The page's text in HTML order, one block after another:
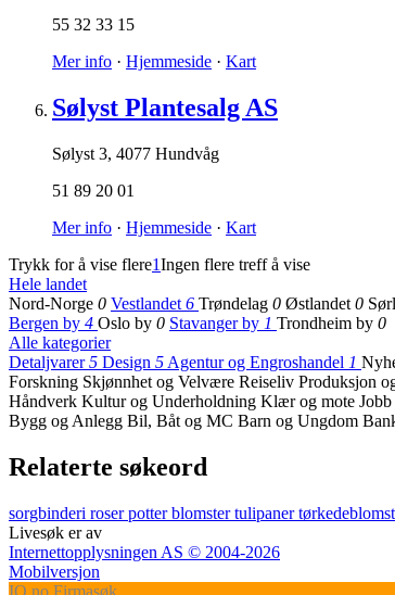
55 32 33 15
Mer info · Hjemmeside · Kart
Sølyst Plantesalg AS
Sølyst 3, 4077 Hundvåg
51 89 20 01
Mer info · Hjemmeside · Kart
Trykk for å vise flere1Ingen flere treff å vise
Hele landet
Nord-Norge 0 Vestlandet 6 Trøndelag 0 Østlandet 0
Bergen by 4 Oslo by 0 Stavanger by 1 Trondheim by 0
Alle kategorier
Detaljvarer5 Design 5 Agentur og Engroshandel 1
Forskning Skjønnhet og Velvære Reiseliv Produksjon
Håndverk Kultur og Underholdning Klær og mote
Bygg og Anlegg Bil, Båt og MC Barn og Ungdom
Relaterte søkeord
sorgbinderi roserpotterblomstertulipaner
Livesøk er av
Internettopplysningen AS © 2004-2026
Mobilversjon
IO .no Firmasøk